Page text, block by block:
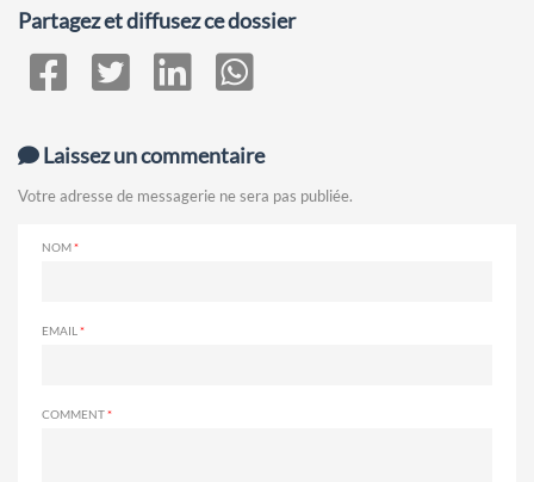
Partagez et diffusez ce dossier
Laissez un commentaire
Votre adresse de messagerie ne sera pas publiée.
NOM
EMAIL
COMMENT